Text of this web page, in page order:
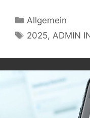
Kategorien
Allgemein
Schlagwörter
2025, ADMIN